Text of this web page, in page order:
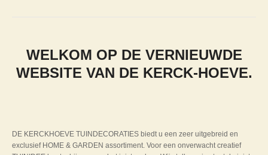
WELKOM OP DE VERNIEUWDE
WEBSITE VAN DE KERCK-HOEVE.
DE KERCKHOEVE TUINDECORATIES biedt u een zeer uitgebreid en
exclusief HOME & GARDEN assortiment. Voor een onverwacht creatief